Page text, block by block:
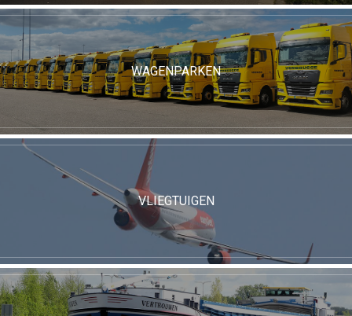
WAGENPARKEN
VLIEGTUIGEN